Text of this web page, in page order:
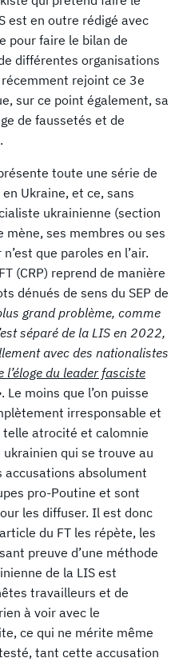
est en outre rédigé avec
pour faire le bilan de
différentes organisations
rejoint ce 3e
sur ce point également, sa
de faussetés et de
toute une série de
Ukraine, et ce, sans
ukrainienne (section
mène, ses membres ou ses
que paroles en l’air.
(CRP) reprend de manière
dénués de sens du SEP de
grand problème, comme
séparé de la LIS en 2022,
avec des nationalistes
l’éloge du leader fasciste
Le moins que l’on puisse
irresponsable et
atrocité et calomnie
qui se trouve au
accusations absolument
pro-Poutine et sont
les diffuser. Il est donc
du FT les répète, les
preuve d’une méthode
de la LIS est
travailleurs et de
à voir avec le
ce qui ne mérite même
tant cette accusation